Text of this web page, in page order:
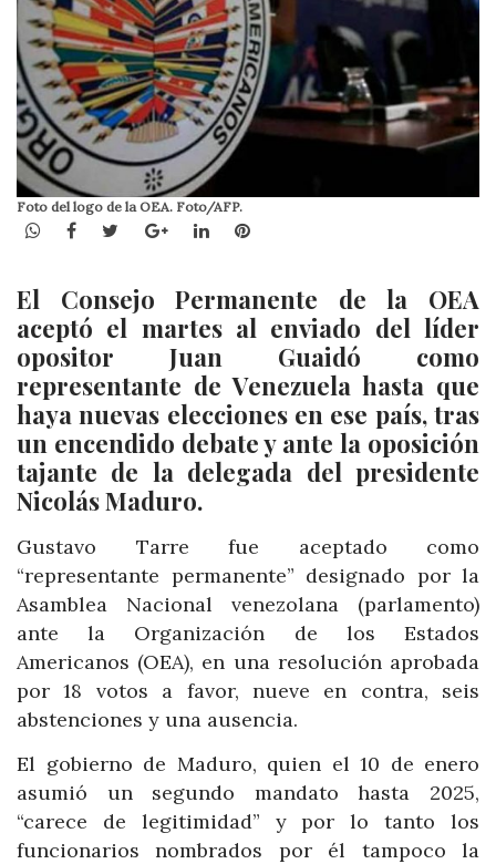
Foto del logo de la OEA. Foto/AFP.
WhatsApp
Facebook
TwitterGoogle+LinkedInPinterest
El Consejo Permanente de la OEA
aceptó el martes al enviado del líder
opositor Juan Guaidó como
representante de Venezuela hasta que
haya nuevas elecciones en ese país, tras
un encendido debate y ante la oposición
tajante de la delegada del presidente
Nicolás Maduro.
Gustavo Tarre fue aceptado como
“representante permanente” designado por la
Asamblea Nacional venezolana (parlamento)
ante la Organización de los Estados
Americanos (OEA), en una resolución aprobada
por 18 votos a favor, nueve en contra, seis
abstenciones y una ausencia.
El gobierno de Maduro, quien el 10 de enero
asumió un segundo mandato hasta 2025,
“carece de legitimidad” y por lo tanto los
funcionarios nombrados por él tampoco la